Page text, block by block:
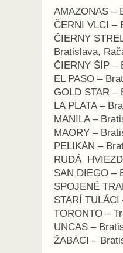
AMAZONAS –
ČERNI VLCI –
ČIERNY
Bratislava,
ČIERNY ŠÍP –
EL PASO –
GOLD STAR –
LA PLATA –
MANILA –
MAORY –
PELIKÁN –
RUDÁ
SAN DIEGO –
SPOJENÉ
STARÍ
TORONTO –
UNCAS –
ŽABÁCI –